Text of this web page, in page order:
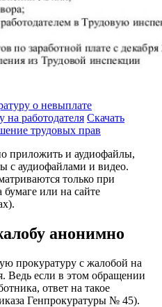
о невыплате
на работодателя Скачать
трудовых прав
приложить и аудиофайлы,
с аудиофайлами и видео.
только при
или на сайте
анонимно
прокуратуру с жалобой на
Ведь если в этом обращении
ответ на такое
Генпрокуратуры № 45).